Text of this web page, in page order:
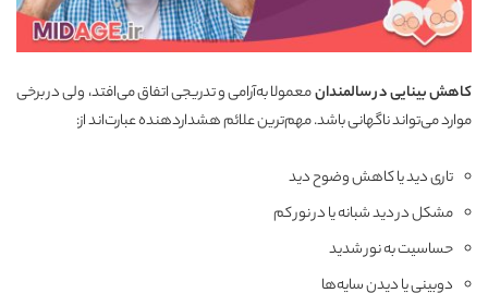
کاهش بینایی در سالمندانمعمولا به‌آرامی و تدریجی اتفاق می‌افتد، ولی در برخی
موارد می‌تواند ناگهانی باشد. مهم‌ترین علائم هشداردهنده عبارت‌اند از:
تاری دید یا کاهش وضوح دید
مشکل در دید شبانه یا در نور کم
حساسیت به نور شدید
دوبینی یا دیدن سایه‌ها